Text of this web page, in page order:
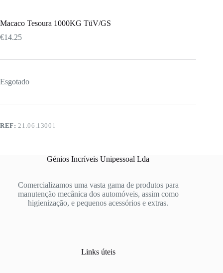
Macaco Tesoura 1000KG TüV/GS
€14.25
Esgotado
REF: 21.06.13001
Génios Incríveis Unipessoal Lda
Comercializamos uma vasta gama de produtos para
manutenção mecânica dos automóveis, assim como
higienização, e pequenos acessórios e extras.
Links úteis